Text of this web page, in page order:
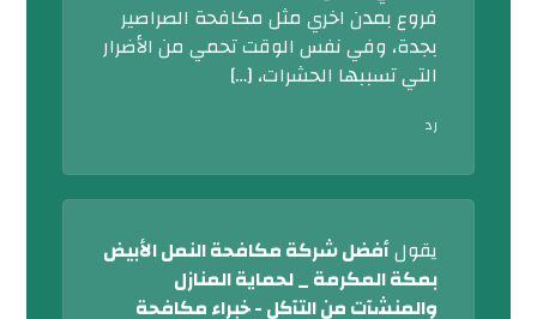
فروع بمدن اخري مثل مكافحة الصراصير
بجدة، وفي نفس الوقت تحمي من الأضرار
التي تسببها الحشرات، […]
رد
يقولأفضل شركة مكافحة النمل الأبيض
بمكة المكرمة _ لحماية المنازل
والمنشآت من التآكل - خبراء مكافحة